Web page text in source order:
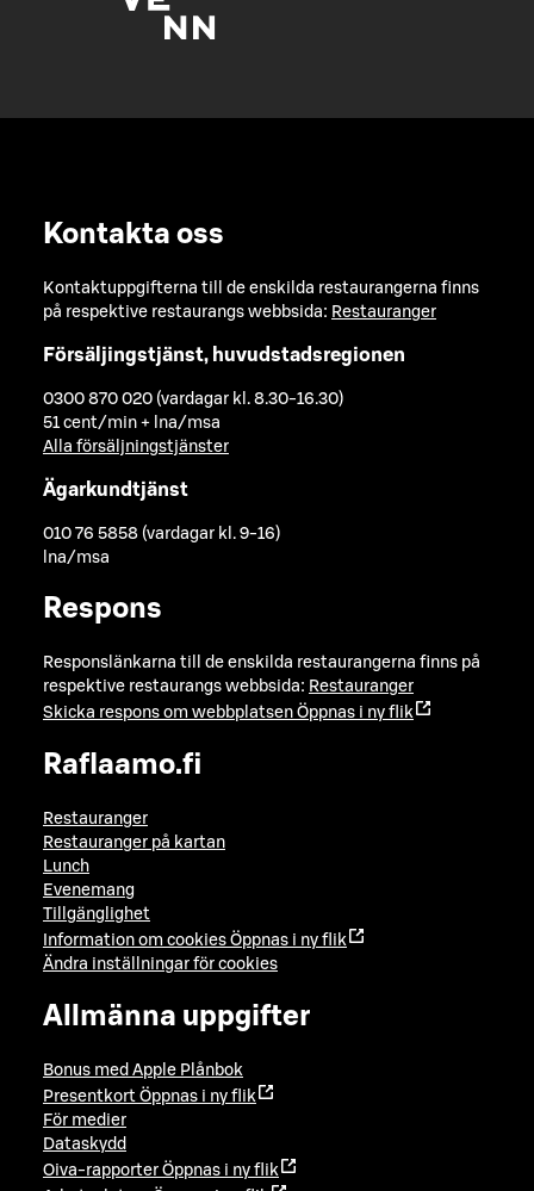
Kontakta oss
Kontaktuppgifterna till de enskilda restaurangerna finns
på respektive restaurangs webbsida: Restauranger
Försäljingstjänst, huvudstadsregionen
0300 870 020 (vardagar kl. 8.30-16.30)
51 cent/min + lna/msa
Alla försäljningstjänster
Ägarkundtjänst
010 76 5858 (vardagar kl. 9-16)
lna/msa
Respons
Responslänkarna till de enskilda restaurangerna finns på
respektive restaurangs webbsida: Restauranger
Skicka respons om webbplatsen Öppnas i ny flik
Raflaamo.fi
Restauranger
Restauranger på kartan
Lunch
Evenemang
Tillgänglighet
Information om cookies Öppnas i ny flik
Ändra inställningar för cookies
Allmänna uppgifter
Bonus med Apple Plånbok
Presentkort Öppnas i ny flik
För medier
Dataskydd
Oiva-rapporter Öppnas i ny flik